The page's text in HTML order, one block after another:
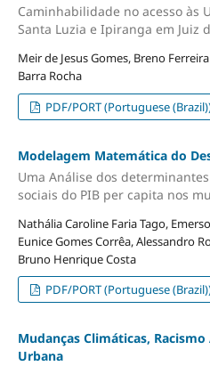
Caminhabilidade no acesso às
Santa Luzia e Ipiranga em Juiz
Meir de Jesus Gomes, Breno
Barra Rocha
PDF/PORT (Portuguese
Modelagem Matemática do
Uma Análise dos
sociais do PIB per capita nos
Nathália Caroline Faria Tago,
Eunice Gomes Corrêa, Alessandro
Bruno Henrique Costa
PDF/PORT (Portuguese
Mudanças Climáticas,
Urbana